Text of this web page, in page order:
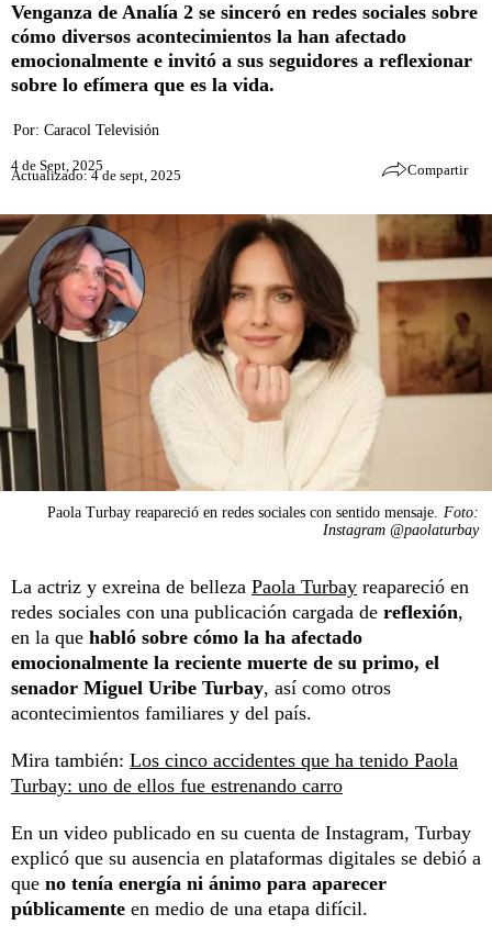
Venganza de Analía 2 se sinceró en redes sociales sobre
cómo diversos acontecimientos la han afectado
emocionalmente e invitó a sus seguidores a reflexionar
sobre lo efímera que es la vida.
Por: Caracol Televisión
4 de Sept, 2025
Actualizado: 4 de sept, 2025 Compartir
Paola Turbay reapareció en redes sociales con sentido mensaje.
Foto:
Instagram @paolaturbay
La actriz y exreina de belleza Paola Turbay reapareció en
redes sociales con una publicación cargada de reflexión,
en la que habló sobre cómo la ha afectado
emocionalmente la reciente muerte de su primo, el
senador Miguel Uribe Turbay, así como otros
acontecimientos familiares y del país.
Mira también: Los cinco accidentes que ha tenido Paola
Turbay: uno de ellos fue estrenando carro
En un video publicado en su cuenta de Instagram, Turbay
explicó que su ausencia en plataformas digitales se debió a
que no tenía energía ni ánimo para aparecer
públicamente en medio de una etapa difícil.